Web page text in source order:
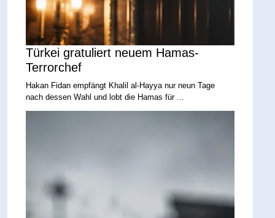
Türkei gratuliert neuem Hamas-
Terrorchef
Hakan Fidan empfängt Khalil al-Hayya nur neun Tage
nach dessen Wahl und lobt die Hamas für ...